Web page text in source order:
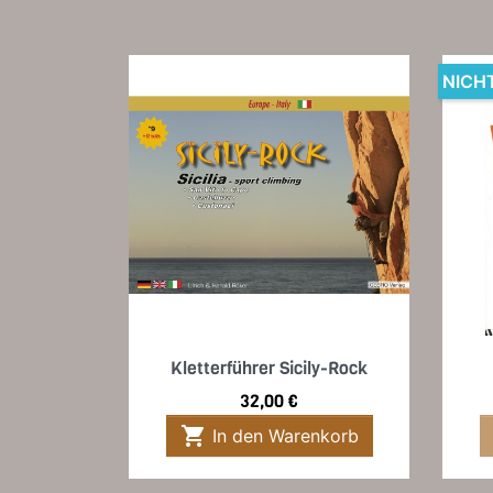
Vorschau
Kletterführer Sicily-Rock
Preis
32,00 €
 In den Warenkorb